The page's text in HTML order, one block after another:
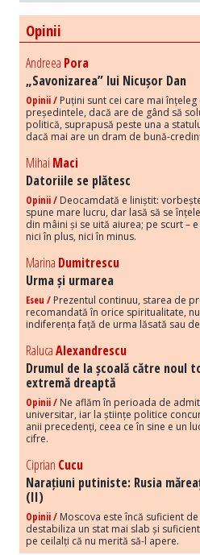
Opinii
Andreea Pora
„Savonizarea” lui Nicușor Dan
Opinii / Puțini sunt cei care mai înțeleg
președintele, dacă are de gând să
politică, suprapusă peste una a
dacă mai are un dram de bună-
Mihai Maci
Datoriile se plătesc
Opinii / Deocamdată e liniștit:
spune mare lucru, dar lasă să se
din mâini și se uită aiurea; pe scurt –
nici în plus, nici în minus.
Marina Dumitrescu
Urma și urmarea
Eseu / Prezentul continuu, starea de
recomandată în orice spiritualitate,
indiferența față de urma lăsată sau
RalucaAlexandrescu
Drumul de la școală către noul
extremă dreaptă
Opinii / Ne aflăm în perioada de
universitar, iar la științe politice
anii precedenți, ceea ce în sine e un
cifre.
Ciprian Cucu
Narațiuni putiniste: Rusia
(II)
Opinii / Moscova este încă suficient
destabiliza un stat mai slab și
pe ceilalți că nu merită să-l apere.